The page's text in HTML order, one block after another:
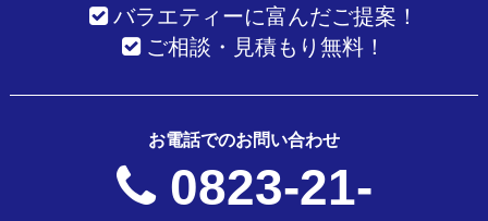
バラエティーに富んだご提案！
ご相談・見積もり無料！
お電話でのお問い合わせ
0823-21-